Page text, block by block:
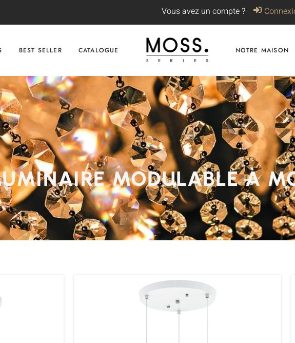
Vous avez un compte ?
BEST SELLER CATALOGUE NOTRE MAISON
MODULABLE À